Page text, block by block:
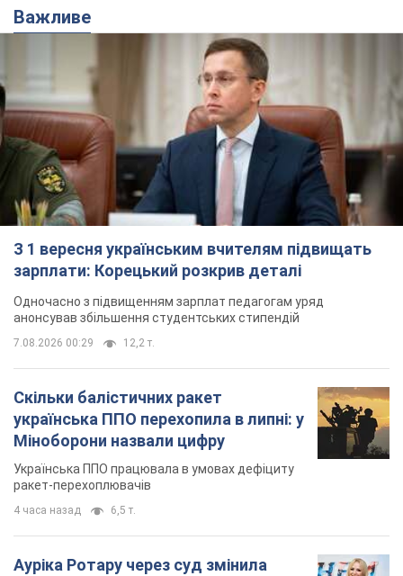
Важливе
З 1 вересня українським вчителям підвищать
зарплати: Корецький розкрив деталі
Одночасно з підвищенням зарплат педагогам уряд
анонсував збільшення студентських стипендій
7.08.2026 00:29 12,2 т.
Скільки балістичних ракет
українська ППО перехопила в липні: у
Міноборони назвали цифру
Українська ППО працювала в умовах дефіциту
ракет-перехоплювачів
4 часа назад 6,5 т.
Ауріка Ротару через суд змінила